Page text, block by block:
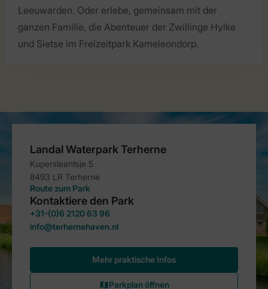
Leeuwarden. Oder erlebe, gemeinsam mit der
ganzen Familie, die Abenteuer der Zwillinge Hylke
und Sietse im Freizeitpark Kameleondorp.